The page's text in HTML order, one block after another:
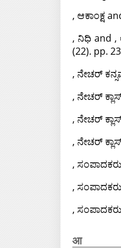
, ಆಕಾಂಕ್ಷ
, ನಿಧಿ and ,
(22). pp.
, ನೇಚರ್‌
, ನೇಚರ್‌
, ನೇಚರ್‌
, ನೇಚರ್‌
, ಸಂಪಾದಕರು
, ಸಂಪಾದಕರು
, ಸಂಪಾದಕರು
आ